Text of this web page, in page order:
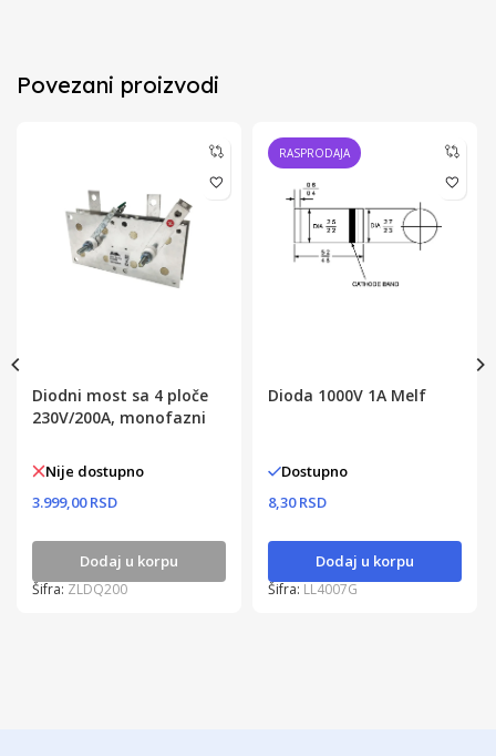
Povezani proizvodi
Diodni most sa 4 ploče
230V/200A, monofazni
Nije dostupno
3.999,00 RSD
Dodaj u korpu
Šifra: ZLDQ200
RASPRODAJA
Dioda 1000V 1A Melf
Dostupno
8,30 RSD
Dodaj u korpu
Šifra: LL4007G